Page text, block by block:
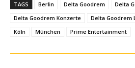
TAGS Berlin Delta Goodrem
Delta
Delta Goodrem Konzerte
Delta Goodrem
Köln
München Prime Entertainment